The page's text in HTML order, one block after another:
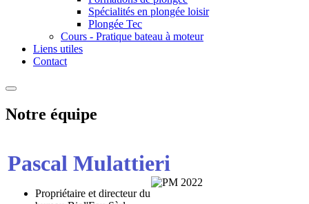
Spécialités en plongée loisir
Plongée Tec
Cours - Pratique bateau à moteur
Liens utiles
Contact
Notre équipe
Pascal Mulattieri
Propriétaire et directeur du